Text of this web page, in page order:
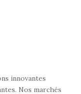
innovantes
Nos marchés